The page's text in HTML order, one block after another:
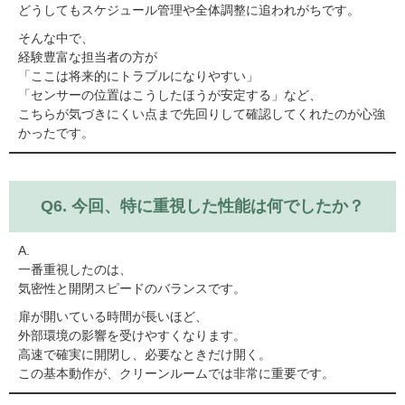
どうしてもスケジュール管理や全体調整に追われがちです。
そんな中で、
経験豊富な担当者の方が
「ここは将来的にトラブルになりやすい」
「センサーの位置はこうしたほうが安定する」など、
こちらが気づきにくい点まで先回りして確認してくれたのが心強
かったです。
Q6. 今回、特に重視した性能は何でしたか？
A.
一番重視したのは、
気密性と開閉スピードのバランスです。
扉が開いている時間が長いほど、
外部環境の影響を受けやすくなります。
高速で確実に開閉し、必要なときだけ開く。
この基本動作が、クリーンルームでは非常に重要です。